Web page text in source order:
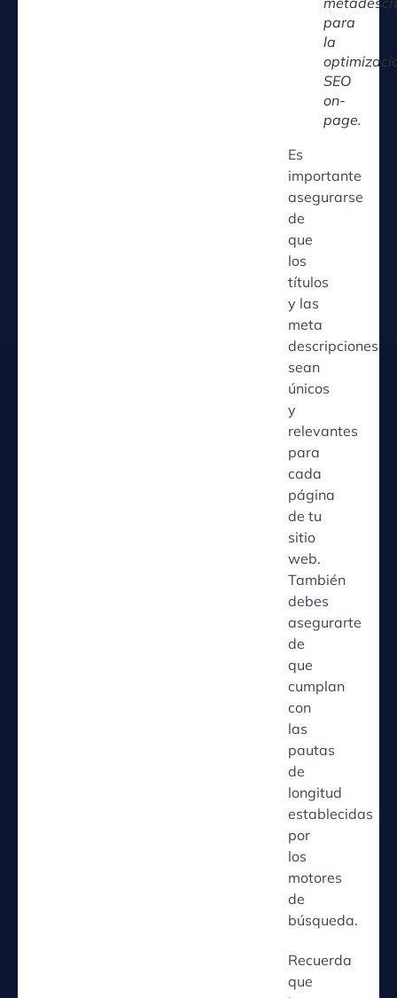
para
la
SEO
on-
page.
Es
importante
asegurarse
de
que
los
títulos
y las
meta
descripciones
sean
únicos
y
relevantes
para
cada
página
de tu
sitio
web.
También
debes
asegurarte
de
que
cumplan
con
las
pautas
de
longitud
establecidas
por
los
motores
de
búsqueda.
Recuerda
que